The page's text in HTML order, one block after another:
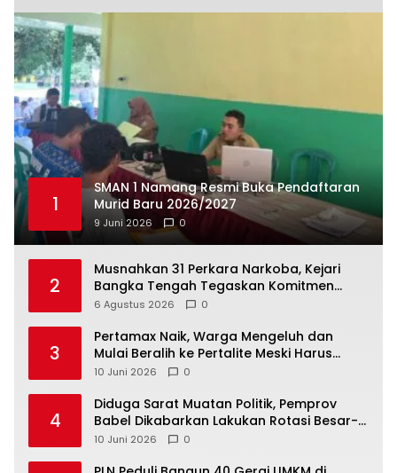
1
SMAN 1 Namang Resmi Buka Pendaftaran
Murid Baru 2026/2027
9 Juni 2026 0
2
Musnahkan 31 Perkara Narkoba, Kejari
Bangka Tengah Tegaskan Komitmen
Berantas Kejahatan Hingga Tuntas
6 Agustus 2026 0
3
‎Pertamax Naik, Warga Mengeluh dan
Mulai Beralih ke Pertalite Meski Harus
10 Juni 2026 0
4
‎Diduga Sarat Muatan Politik, Pemprov
Babel Dikabarkan Lakukan Rotasi Besar-
10 Juni 2026 0